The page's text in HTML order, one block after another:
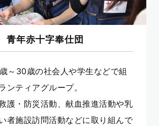
青年赤十字奉仕団
～30歳の社会人や学生などで組
ンティアグループ。
護・防災活動、献血推進活動や乳
者施設訪問活動などに取り組んで